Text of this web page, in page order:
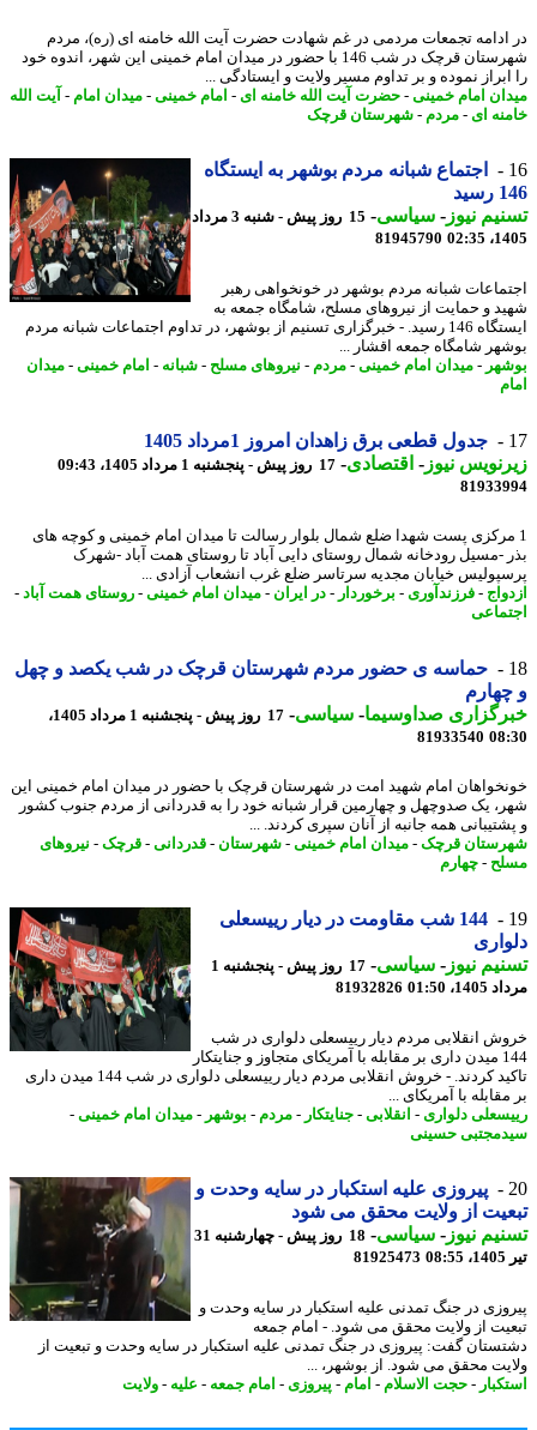
تجمعات مردمی در غم شهادت حضرت آیت الله خامنه ای (ره)، مردم
شهرستان قرچک در شب 146 با حضور در میدان امام خمینی این شهر، اندوه خود
نموده و بر تداوم مسیر ولایت و ایستادگی ...
امام خمینی-حضرت آیت الله خامنه ای- امام خمینی-میدان امام -آیت الله
ای- مردم- شهرستان قرچک
اجتماع شبانه مردم بوشهر به ایستگاه
نیوز-سیاسی-
15 روز پیش - شنبه 3 مرداد
81945790
شبانه مردم بوشهر در خونخواهی رهبر
و حمایت از نیروهای مسلح، شامگاه جمعه به
ایستگاه 146 رسید. - خبرگزاری تسنیم از بوشهر، در تداوم اجتماعات شبانه مردم
شامگاه جمعه اقشار ...
-میدان امام خمینی-مردم- نیروهای مسلح-شبانه-امام خمینی-میدان
جدول قطعی برق زاهدان امروز 1مرداد 1405
نیوز-اقتصادی-17 روز پیش - پنجشنبه 1 مرداد 1405، 09:43
پست شهدا ضلع شمال بلوار رسالت تا میدان امام خمینی و کوچه های
-مسیل رودخانه شمال روستای دایی آباد تا روستای همت آباد -شهرک
خیابان مجدیه سرتاسر ضلع غرب انشعاب آزادی ...
-فرزندآوری - برخوردار-در ایران - میدان امام خمینی-روستای همت آباد-
حماسه ی حضور مردم شهرستان قرچک در شب یکصد و چهل
صداوسیما-سیاسی-
17 روز پیش - پنجشنبه 1 مرداد 1405،
81933540
امام شهید امت در شهرستان قرچک با حضور در میدان امام خمینی این
یک صدوچهل و چهارمین قرار شبانه خود را به قدردانی از مردم جنوب کشور
همه جانبه از آنان سپری کردند. ...
قرچک -میدان امام خمینی-شهرستان-قدردانی- قرچک -نیروهای
-چهارم
144 شب مقاومت در دیار رییسعلی
نیوز-سیاسی-
17 روز پیش - پنجشنبه 1
01:50
81932826
انقلابی مردم دیار رییسعلی دلواری در شب
144 میدن داری بر مقابله با آمریکای متجاوز و جنایتکار
تاکید کردند. - خروش انقلابی مردم دیار رییسعلی دلواری در شب 144 میدن داری
با آمریکای ...
دلواری- انقلابی-جنایتکار-مردم- بوشهر-میدان امام خمینی-
حسینی
پیروزی علیه استکبار در سایه وحدت و
از ولایت محقق می شود
نیوز-سیاسی-
18 روز پیش - چهارشنبه 31
81925473
در جنگ تمدنی علیه استکبار در سایه وحدت و
از ولایت محقق می شود. - امام جمعه
گفت: پیروزی در جنگ تمدنی علیه استکبار در سایه وحدت و تبعیت از
محقق می شود. از بوشهر، ...
-حجت الاسلام-امام -پیروزی - امام جمعه-علیه -ولایت